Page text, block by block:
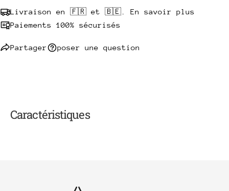
Livraison en 🇫🇷 et 🇧🇪. En savoir plus
Paiements 100% sécurisés
Partager poser une question
Caractéristiques